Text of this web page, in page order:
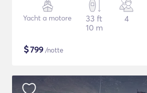
Yacht a motore
33 ft
10 m
4
$799 /notte